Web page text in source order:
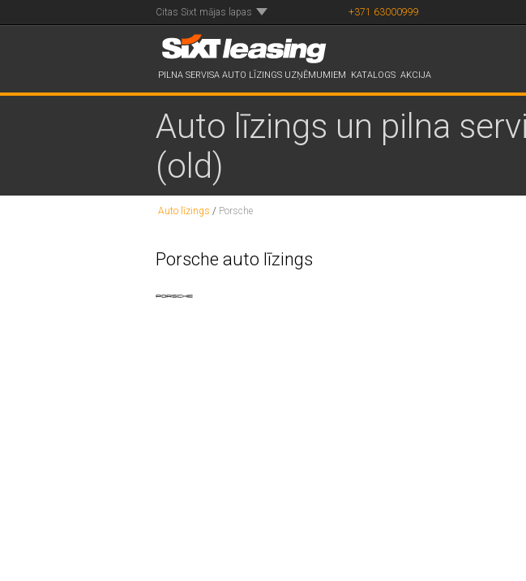
Citas Sixt mājas lapas +371 63000999
PILNA SERVISA AUTO LĪZINGS UZŅĒMUMIEM KATALOGS AKCIJA
Auto līzings un pilna
(old)
Auto līzings / Porsche
Porsche auto līzings